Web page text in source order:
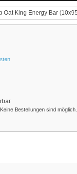
Bestellungen sind möglich.